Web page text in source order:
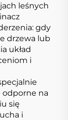
leśnych
gdy
drzewa lub
układ
i
odporne na
się
i